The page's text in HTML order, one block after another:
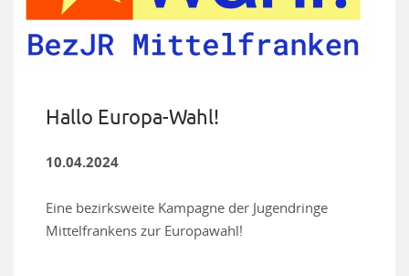
Hallo Europa-Wahl!
10.04.2024
Eine bezirksweite Kampagne der Jugendringe
Mittelfrankens zur Europawahl!